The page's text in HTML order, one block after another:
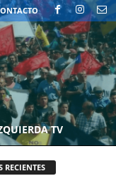
TV
RECIENTES